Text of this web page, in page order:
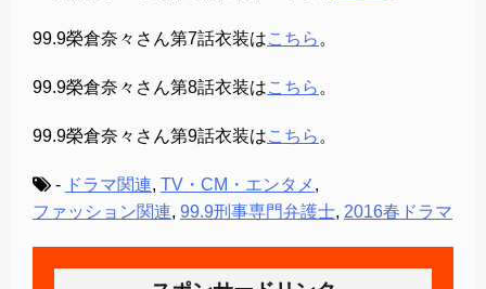
99.9榮倉奈々さん第7話衣装はこちら 。
99.9榮倉奈々さん第8話衣装はこちら 。
99.9榮倉奈々さん第9話衣装はこちら 。
- ドラマ関連, TV・CM・エンタメ ,
ファッション関連, 99.9刑事専門弁護士, 2016春ドラマ